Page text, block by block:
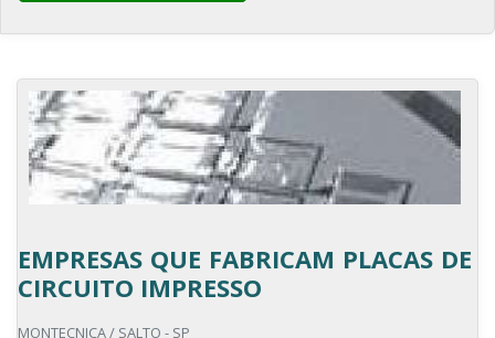
EMPRESAS QUE FABRICAM PLACAS DE
CIRCUITO IMPRESSO
MONTECNICA / SALTO - SP